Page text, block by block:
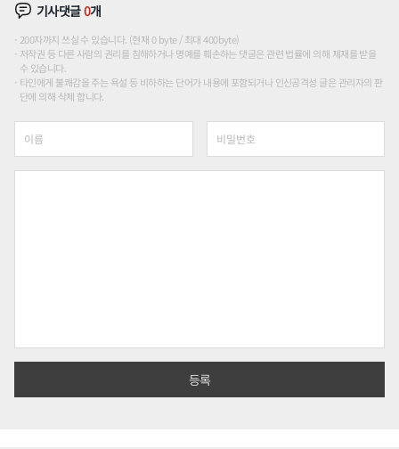
기사댓글0개
200자까지 쓰실 수 있습니다. (현재 0 byte / 최대 400byte)
저작권 등 다른 사람의 권리를 침해하거나 명예를 훼손하는 댓글은 관련 법률에 의해 제재를 받을
수 있습니다.
타인에게 불쾌감을 주는 욕설 등 비하하는 단어가 내용에 포함되거나 인신공격성 글은 관리자의 판
단에 의해 삭제 합니다.